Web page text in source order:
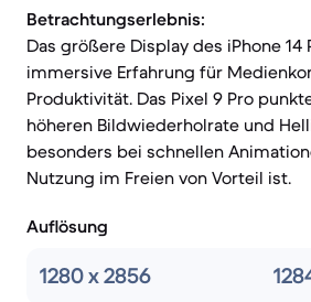
Betrachtungserlebnis:
Das größere Display des iPhone
immersive Erfahrung für
Produktivität. Das Pixel 9 Pro
höheren Bildwiederholrate und
besonders bei schnellen
Nutzung im Freien von Vorteil ist.
Auflösung
1280 x 2856